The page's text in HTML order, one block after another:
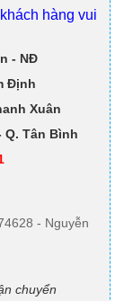
hàng vui
- NĐ
Định
Xuân
Q. Tân Bình
- Nguyễn
chuyển